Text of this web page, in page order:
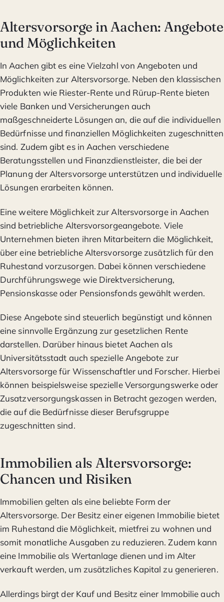
Altersvorsorge in Aachen: Angebote
und Möglichkeiten
In Aachen gibt es eine Vielzahl von Angeboten und
Möglichkeiten zur Altersvorsorge. Neben den klassischen
Produkten wie Riester-Rente und Rürup-Rente bieten
viele Banken und Versicherungen auch
maßgeschneiderte Lösungen an, die auf die individuellen
Bedürfnisse und finanziellen Möglichkeiten zugeschnitten
sind. Zudem gibt es in Aachen verschiedene
Beratungsstellen und Finanzdienstleister, die bei der
Planung der Altersvorsorge unterstützen und individuelle
Lösungen erarbeiten können.
Eine weitere Möglichkeit zur Altersvorsorge in Aachen
sind betriebliche Altersvorsorgeangebote. Viele
Unternehmen bieten ihren Mitarbeitern die Möglichkeit,
über eine betriebliche Altersvorsorge zusätzlich für den
Ruhestand vorzusorgen. Dabei können verschiedene
Durchführungswege wie Direktversicherung,
Pensionskasse oder Pensionsfonds gewählt werden.
Diese Angebote sind steuerlich begünstigt und können
eine sinnvolle Ergänzung zur gesetzlichen Rente
darstellen. Darüber hinaus bietet Aachen als
Universitätsstadt auch spezielle Angebote zur
Altersvorsorge für Wissenschaftler und Forscher. Hierbei
können beispielsweise spezielle Versorgungswerke oder
Zusatzversorgungskassen in Betracht gezogen werden,
die auf die Bedürfnisse dieser Berufsgruppe
zugeschnitten sind.
Immobilien als Altersvorsorge:
Chancen und Risiken
Immobilien gelten als eine beliebte Form der
Altersvorsorge. Der Besitz einer eigenen Immobilie bietet
im Ruhestand die Möglichkeit, mietfrei zu wohnen und
somit monatliche Ausgaben zu reduzieren. Zudem kann
eine Immobilie als Wertanlage dienen und im Alter
verkauft werden, um zusätzliches Kapital zu generieren.
Allerdings birgt der Kauf und Besitz einer Immobilie auch